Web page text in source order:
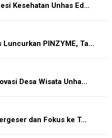
Kesehatan Unhas Ed…
Luncurkan PINZYME, Ta…
Desa Wisata Unha…
dan Fokus ke T…